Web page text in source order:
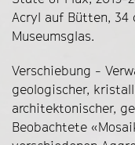
Acryl auf Bütten, 34
Museumsglas.
Verschiebung -
geologischer,
architektonischer,
Beobachtete